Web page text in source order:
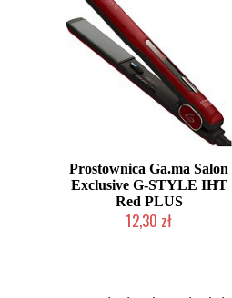
Prostownica Ga.ma Salon
Exclusive G-STYLE IHT
Red PLUS
12,30 zł